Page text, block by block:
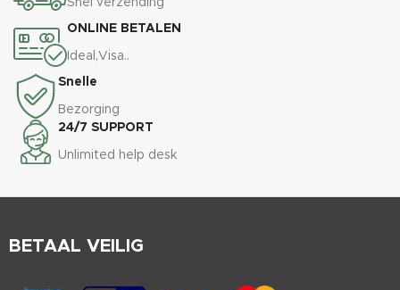
ONLINE BETALEN
Ideal,Visa..
Snelle
Bezorging
24/7 SUPPORT
Unlimited help desk
BETAAL VEILIG